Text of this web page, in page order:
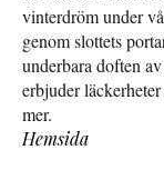
vinterdröm under
genom slottets
underbara doften
erbjuder
mer.
Hemsida